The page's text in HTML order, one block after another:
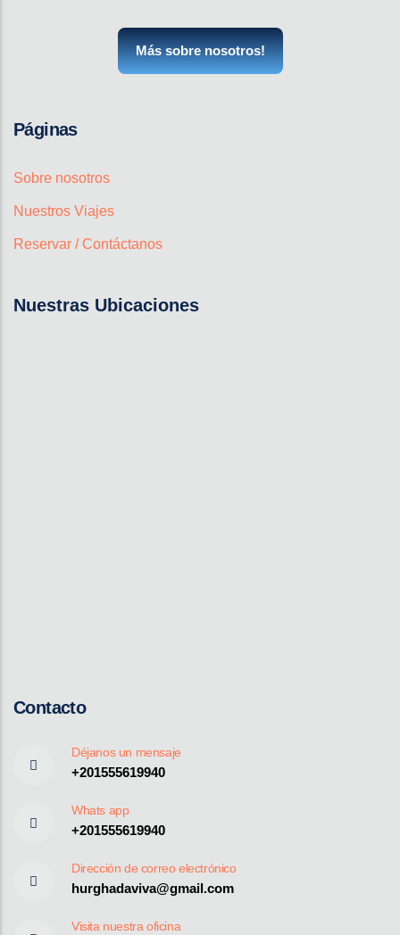
Más sobre nosotros!
Páginas
Sobre nosotros
Nuestros Viajes
Reservar / Contáctanos
Nuestras Ubicaciones
Contacto
Déjanos un mensaje
+201555619940
Whats app
+201555619940
Dirección de correo electrónico
hurghadaviva@gmail.com
Visita nuestra oficina